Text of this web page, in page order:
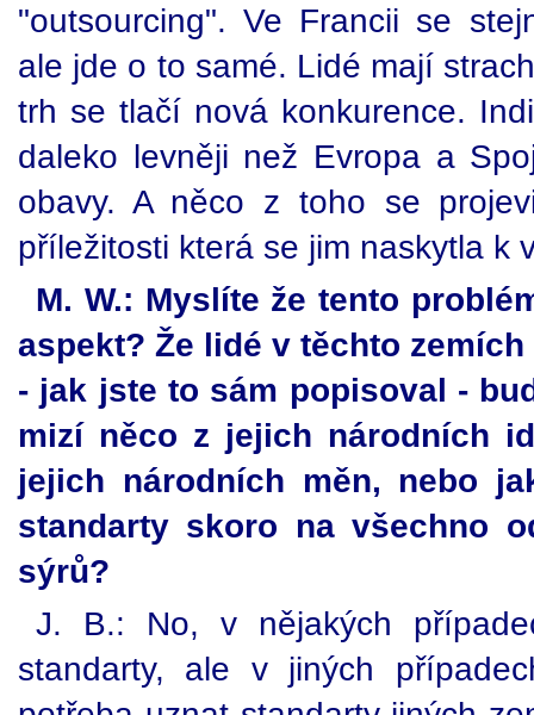
"outsourcing". Ve Francii se
ale jde o to samé. Lidé mají
trh se tlačí nová konkurence.
daleko levněji než Evropa a
obavy. A něco z toho se
příležitosti která se jim naskytla k
M. W.: Myslíte že tento
aspekt? Že lidé v těchto
- jak jste to sám popisoval -
mizí něco z jejich národních
jejich národních měn, nebo
standarty skoro na všechno
sýrů?
J. B.: No, v nějakých
standarty, ale v jiných